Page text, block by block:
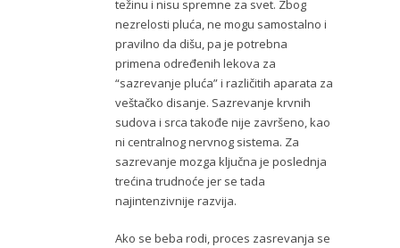
težinu i nisu spremne za svet. Zbog
nezrelosti pluća, ne mogu samostalno i
pravilno da dišu, pa je potrebna
primena određenih lekova za
“sazrevanje pluća” i različitih aparata za
veštačko disanje. Sazrevanje krvnih
sudova i srca takođe nije završeno, kao
ni centralnog nervnog sistema. Za
sazrevanje mozga ključna je poslednja
trećina trudnoće jer se tada
najintenzivnije razvija.
Ako se beba rodi, proces zasrevanja se